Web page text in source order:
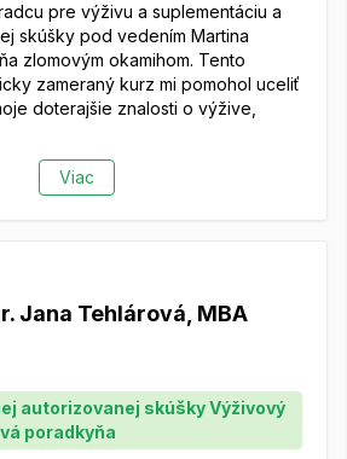
pre výživu a suplementáciu a
skúšky pod vedením Martina
zlomovým okamihom. Tento
zameraný kurz mi pomohol uceliť
doterajšie znalosti o výžive,
Viac
Jana Tehlárová, MBA
autorizovanej skúšky Výživový
poradkyňa